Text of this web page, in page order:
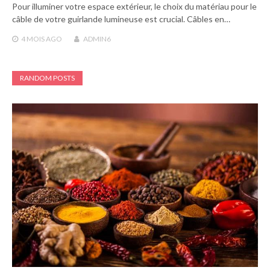
Pour illuminer votre espace extérieur, le choix du matériau pour le
câble de votre guirlande lumineuse est crucial. Câbles en…
4 MOIS AGO ADMIN6
RANDOM POSTS